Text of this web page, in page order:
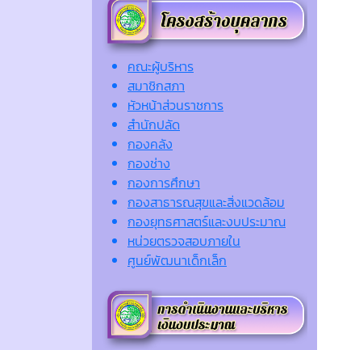
คณะผู้บริหาร
สมาชิกสภา
หัวหน้าส่วนราชการ
สำนักปลัด
กองคลัง
กองช่าง
กองการศึกษา
กองสาธารณสุขและสิ่งแวดล้อม
กองยุทธศาสตร์และงบประมาณ
หน่วยตรวจสอบภายใน
ศูนย์พัฒนาเด็กเล็ก